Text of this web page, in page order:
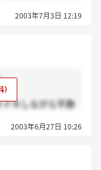
2003年7月3日 12:19
キしながら平静
なぁ
2003年6月27日 10:26